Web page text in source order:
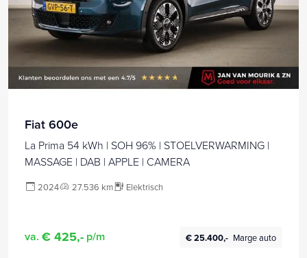
Fiat 600e
La Prima 54 kWh | SOH 96% | STOELVERWARMING |
MASSAGE | DAB | APPLE | CAMERA
2024 27.536 km Elektrisch
va. € 425,- p/m € 25.400,- Marge auto